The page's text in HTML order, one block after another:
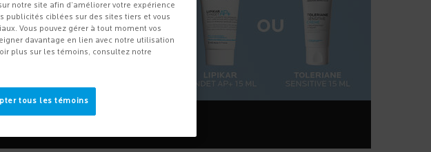
notre site afin d’améliorer votre expérience
publicités ciblées sur des sites tiers et vous
Vous pouvez gérer à tout moment vos
davantage en lien avec notre utilisation
plus sur les témoins, consultez notre
tous les témoins